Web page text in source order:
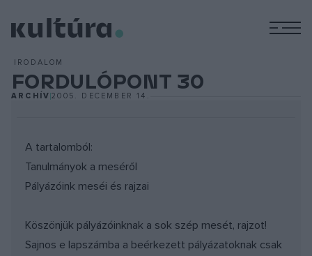
IRODALOM
FORDULÓPONT 30
ARCHÍV2005. DECEMBER 14.
A tartalomból:
Tanulmányok a meséről
Pályázóink meséi és rajzai
Köszönjük pályázóinknak a sok szép mesét, rajzot!
Sajnos e lapszámba a beérkezett pályázatoknak csak